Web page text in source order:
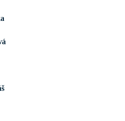
- 17:30